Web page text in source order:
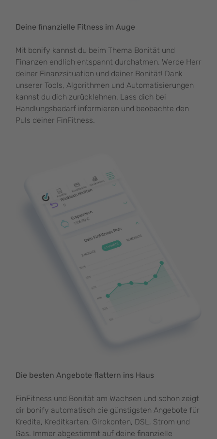
Deine finanzielle Fitness im Auge
Mit bonify kannst du beim Thema Bonität und
Finanzen endlich entspannt durchatmen. Werde Herr
deiner Finanzsituation und deiner Bonität! Dank
unserer Tools, Algorithmen und Automatisierungen
kannst du dich zurücklehnen. Lass dich bei
Handlungsbedarf informieren und beobachte den
Puls deiner FinFitness.
Die besten Angebote flattern ins Haus
FinFitness und Bonität am Wachsen und schon zeigt
dir bonify automatisch die günstigsten Angebote für
Kredite, Kreditkarten, Girokonten, DSL, Strom und
Gas. Immer abgestimmt auf deine finanzielle